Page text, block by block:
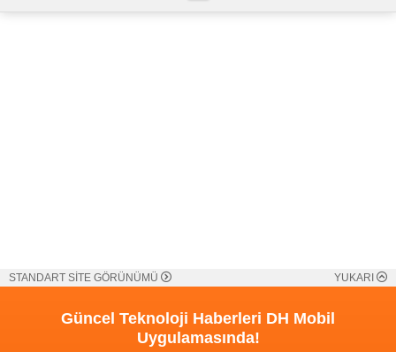
STANDART SİTE GÖRÜNÜMÜ YUKARI
Güncel Teknoloji Haberleri DH Mobil
Uygulamasında!